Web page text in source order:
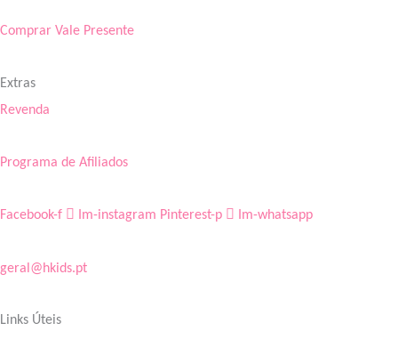
Comprar Vale Presente
Extras
Revenda
Programa de Afiliados
Facebook-f Im-instagram Pinterest-p Im-whatsapp
geral@hkids.pt
Links Úteis